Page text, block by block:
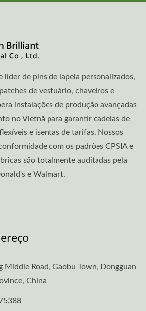
líder de pins de lapela personalizados,
de vestuário, chaveiros e
instalações de produção avançadas
no Vietnã para garantir cadeias de
e isentas de tarifas. Nossos
com os padrões CPSIA e
são totalmente auditadas pela
e Walmart.
Middle Road, Gaobu Town, Dongguan
China